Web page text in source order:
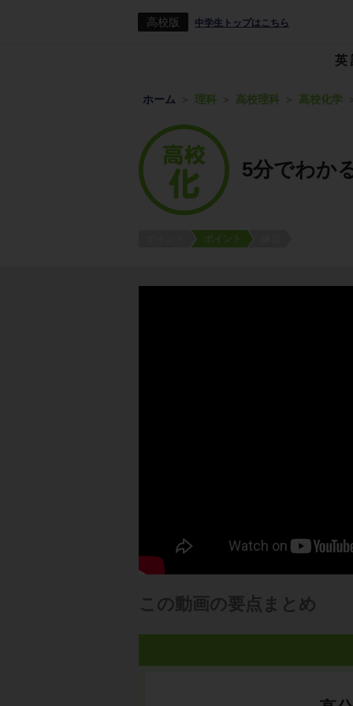
高校版 中学生トップはこちら
英
ホーム 理科 高校理科 高校化学
5分でわか
ポイント
この動画の要点まとめ